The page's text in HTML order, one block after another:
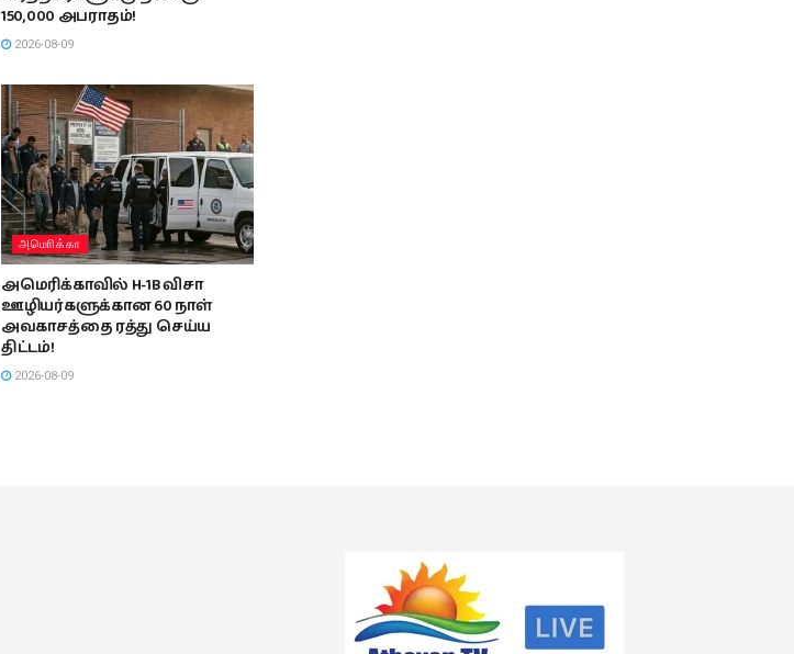
150,000 அபராதம்!
2026-08-09
அமொிக்கா
அமெரிக்காவில் H-1B விசா
ஊழியர்களுக்கான 60 நாள்
அவகாசத்தை ரத்து செய்ய
திட்டம்!
2026-08-09